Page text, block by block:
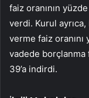
faiz oranının
verdi. Kurul
verme faiz oranını
vadede borçlanma
39’a indirdi.